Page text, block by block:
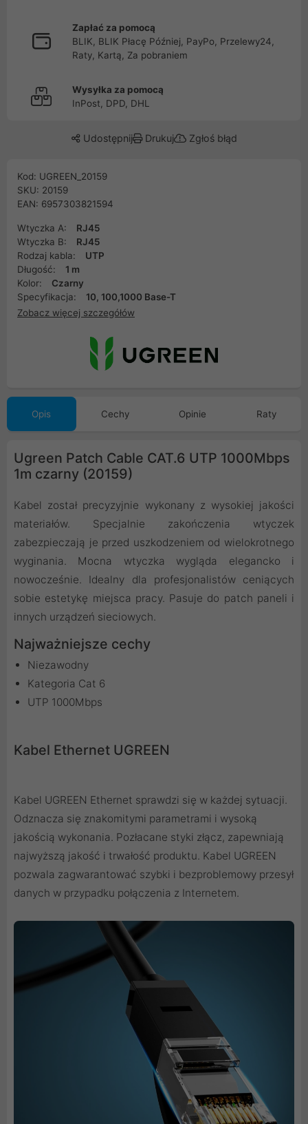
Zapłać za pomocą
BLIK, BLIK Płacę Później, PayPo, Przelewy24,
Raty, Kartą, Za pobraniem
Wysyłka za pomocą
InPost, DPD, DHL
Udostępnij Drukuj Zgłoś błąd
Kod: UGREEN_20159
SKU: 20159
EAN: 6957303821594
Wtyczka A:
RJ45
Wtyczka B:
RJ45
Rodzaj kabla:
UTP
Długość:
1 m
Kolor:
Czarny
Specyfikacja:
10, 100,1000 Base-T
Zobacz więcej szczegółów
Opis Cechy Opinie Raty
Ugreen Patch Cable CAT.6 UTP 1000Mbps
1m czarny (20159)
Kabel został precyzyjnie wykonany z wysokiej jakości
materiałów. Specjalnie zakończenia wtyczek
zabezpieczają je przed uszkodzeniem od wielokrotnego
wyginania. Mocna wtyczka wygląda elegancko i
nowocześnie. Idealny dla profesjonalistów ceniących
sobie estetykę miejsca pracy. Pasuje do patch paneli i
innych urządzeń sieciowych.
Najważniejsze cechy
Niezawodny
Kategoria Cat 6
UTP 1000Mbps
Kabel Ethernet UGREEN
Kabel UGREEN Ethernet sprawdzi się w każdej sytuacji.
Odznacza się znakomitymi parametrami i wysoką
jakością wykonania. Pozłacane styki złącz, zapewniają
najwyższą jakość i trwałość produktu. Kabel UGREEN
pozwala zagwarantować szybki i bezproblemowy przesył
danych w przypadku połączenia z Internetem.